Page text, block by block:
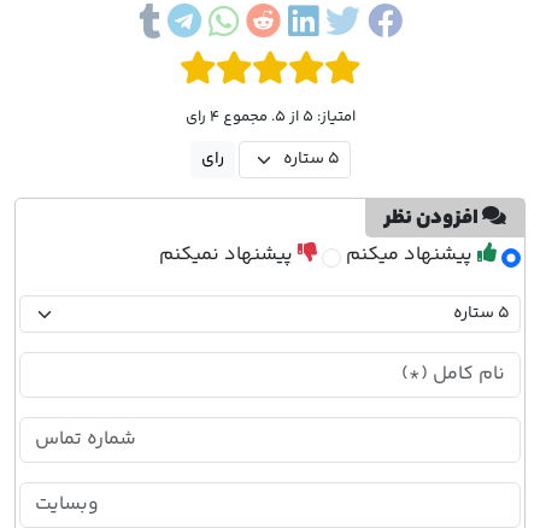
امتیاز: 5 از 5. مجموع 4 رای
افزودن نظر
پیشنهاد میکنم پیشنهاد نمیکنم